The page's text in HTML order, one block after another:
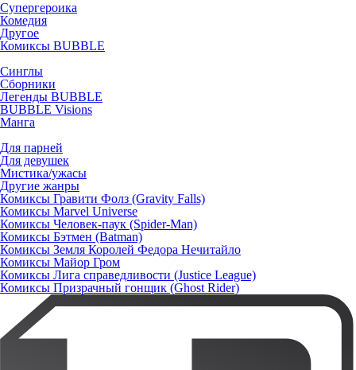
Супергероика
Комедия
Другое
Комиксы BUBBLE
Синглы
Сборники
Легенды BUBBLE
BUBBLE Visions
Манга
Для парней
Для девушек
Мистика/ужасы
Другие жанры
Комиксы Гравити Фолз (Gravity Falls)
Комиксы Marvel Universe
Комиксы Человек-паук (Spider-Man)
Комиксы Бэтмен (Batman)
Комиксы Земля Королей Федора Нечитайло
Комиксы Майор Гром
Комиксы Лига справедливости (Justice League)
Комиксы Призрачный гонщик (Ghost Rider)